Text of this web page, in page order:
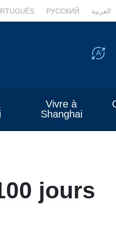
РУССКИЙ العربية
Vivre à
Shanghai
jours